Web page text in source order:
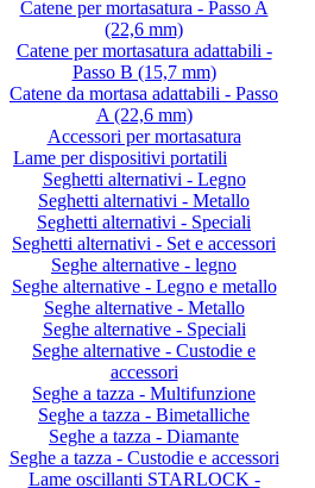
Catene per mortasatura - Passo A
(22,6 mm)
Catene per mortasatura adattabili -
Passo B (15,7 mm)
Catene da mortasa adattabili - Passo
A (22,6 mm)
Accessori per mortasatura
Lame per dispositivi portatili
Seghetti alternativi - Legno
Seghetti alternativi - Metallo
Seghetti alternativi - Speciali
Seghetti alternativi - Set e accessori
Seghe alternative - legno
Seghe alternative - Legno e metallo
Seghe alternative - Metallo
Seghe alternative - Speciali
Seghe alternative - Custodie e
accessori
Seghe a tazza - Multifunzione
Seghe a tazza - Bimetalliche
Seghe a tazza - Diamante
Seghe a tazza - Custodie e accessori
Lame oscillanti STARLOCK -